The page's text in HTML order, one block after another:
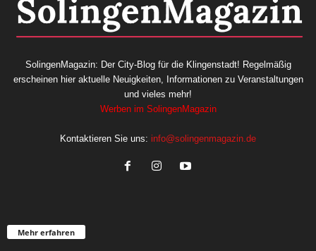
SolingenMagazin: Der City-Blog für die Klingenstadt! Regelmäßig
erscheinen hier aktuelle Neuigkeiten, Informationen zu Veranstaltungen
und vieles mehr!
Werben im SolingenMagazin
Kontaktieren Sie uns: info@solingenmagazin.de
Mehr erfahren